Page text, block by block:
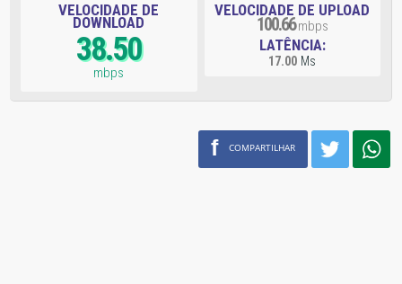
VELOCIDADE DE
DOWNLOAD
38.50
mbps
VELOCIDADE DE UPLOAD
100.66mbps
LATÊNCIA:
17.00 Ms
f COMPARTILHAR